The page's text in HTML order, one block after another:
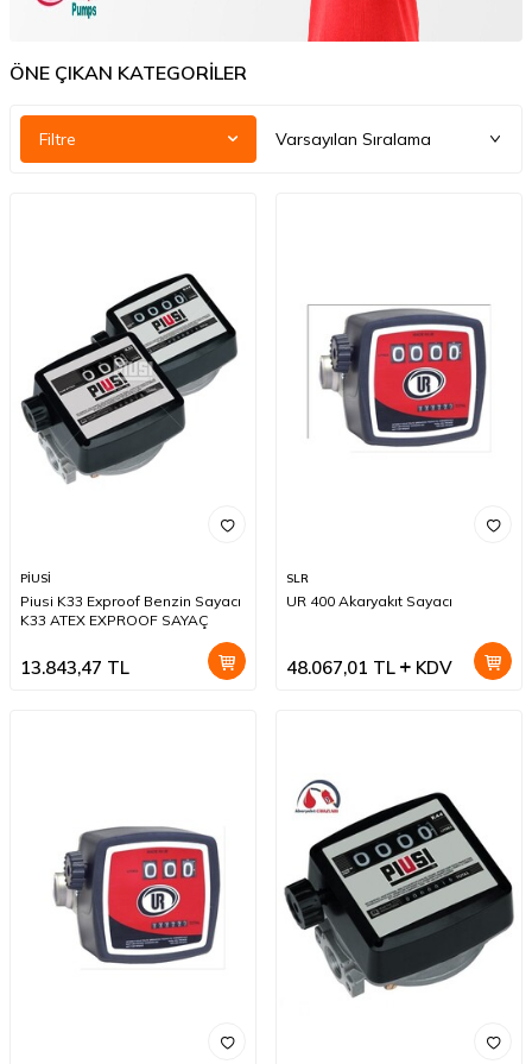
ÖNE ÇIKAN KATEGORİLER
Filtre
PİUSİ
Piusi K33 Exproof Benzin Sayacı
K33 ATEX EXPROOF SAYAÇ
13.843,47 TL
SLR
UR 400 Akaryakıt Sayacı
48.067,01 TL KDV